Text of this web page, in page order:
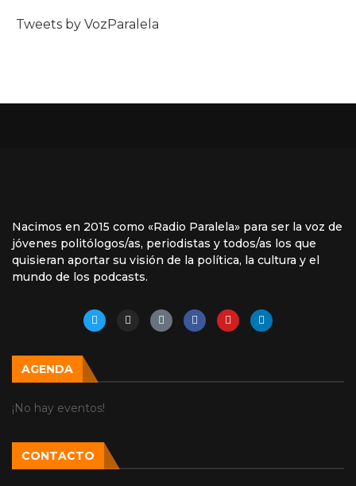
Tweets by VozParalela
Nacimos en 2015 como «Radio Paralela» para ser la voz de
jóvenes politólogos/as, periodistas y todos/as los que
quisieran aportar su visión de la política, la cultura y el
mundo de los podcasts.
AGENDA
¡No hay eventos!
CONTACTO